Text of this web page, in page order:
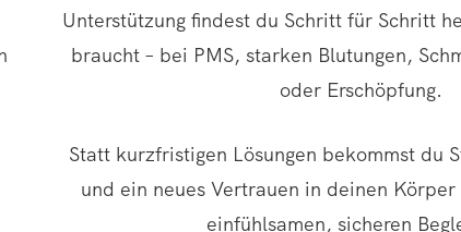
Unterstützung findest du Schritt für Schritt
braucht – bei PMS, starken Blutungen,
oder Erschöpfung.
Statt kurzfristigen Lösungen bekommst du
und ein neues Vertrauen in deinen
einfühlsamen, sicheren